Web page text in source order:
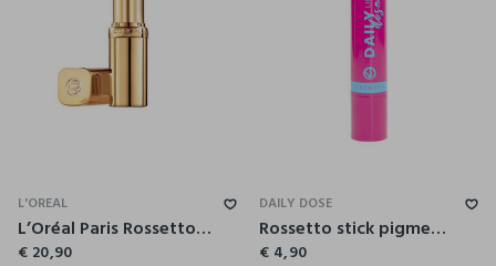
L'OREAL
L’Oréal Paris Rossetto Color Riche Satin, Lunga tenuta, Finish satinato, 127 Paris.NY.
€ 20,90
DAILY DOSE
Rossetto stick pigmentato
€ 4,90